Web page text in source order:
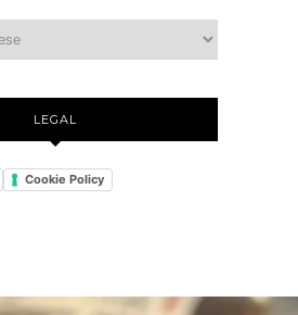
LEGAL
Cookie Policy